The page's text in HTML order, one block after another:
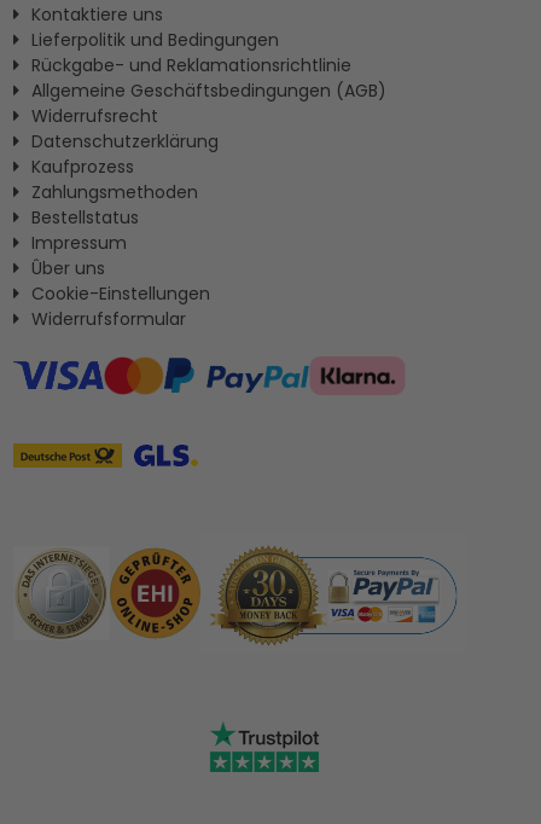
Kontaktiere uns
Lieferpolitik und Bedingungen
Rückgabe- und Reklamationsrichtlinie
Allgemeine Geschäftsbedingungen (AGB)
Widerrufsrecht
Datenschutzerklärung
Kaufprozess
Zahlungsmethoden
Bestellstatus
Impressum
Ûber uns
Cookie-Einstellungen
Widerrufsformular